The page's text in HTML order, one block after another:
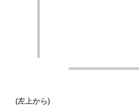
(左上から)